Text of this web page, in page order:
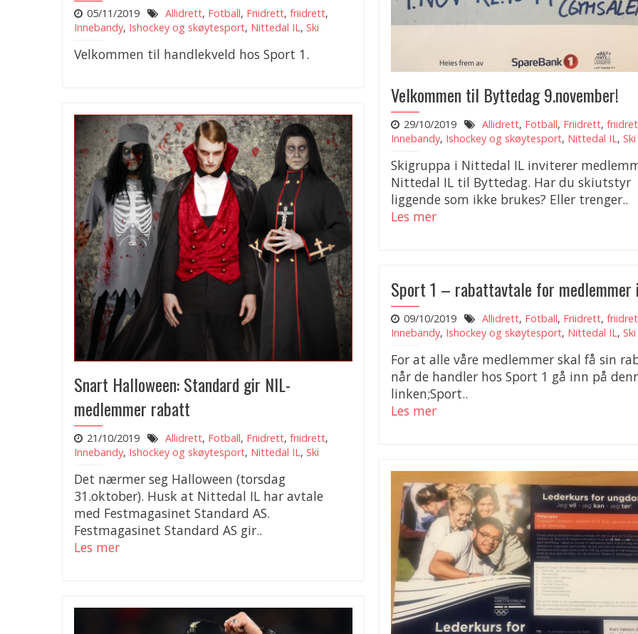
05/11/2019 Allidrett, Fotball, Friidrett, friidrett,
Innebandy, Ishockey og skøytesport, Nittedal IL , Ski
Velkommen til handlekveld hos Sport 1.
Velkommen til Byttedag 9.november!
29/10/2019 Allidrett, Fotball, Friidrett,
Innebandy, Ishockey og skøytesport, Nittedal IL , Ski
Skigruppa i Nittedal IL inviterer
Nittedal IL til Byttedag. Har du skiutstyr
liggende som ikke brukes? Eller trenger..
Les mer
Snart Halloween: Standard gir NIL-
medlemmer rabatt
21/10/2019 Allidrett, Fotball, Friidrett, friidrett,
Innebandy, Ishockey og skøytesport, Nittedal IL, Ski
Det nærmer seg Halloween (torsdag
31.oktober). Husk at Nittedal IL har avtale
med Festmagasinet Standard AS.
Festmagasinet Standard AS gir..
Les mer
Sport 1 – rabattavtale for medlemmer
09/10/2019 Allidrett, Fotball, Friidrett,
Innebandy, Ishockey og skøytesport, Nittedal IL, Ski
For at alle våre medlemmer skal få sin
når de handler hos Sport 1 gå inn på
linken;Sport..
Les mer